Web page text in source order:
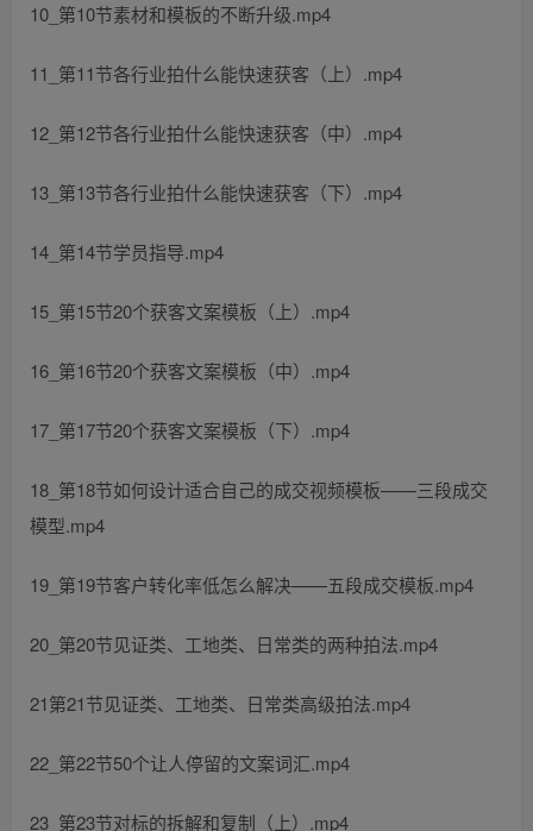
10_第10节素材和模板的不断升级.mp4
11_第11节各行业拍什么能快速获客（上）.mp4
12_第12节各行业拍什么能快速获客（中）.mp4
13_第13节各行业拍什么能快速获客（下）.mp4
14_第14节学员指导.mp4
15_第15节20个获客文案模板（上）.mp4
16_第16节20个获客文案模板（中）.mp4
17_第17节20个获客文案模板（下）.mp4
18_第18节如何设计适合自己的成交视频模板——三段成交
模型.mp4
19_第19节客户转化率低怎么解决——五段成交模板.mp4
20_第20节见证类、工地类、日常类的两种拍法.mp4
21第21节见证类、工地类、日常类高级拍法.mp4
22_第22节50个让人停留的文案词汇.mp4
23_第23节对标的拆解和复制（上）.mp4